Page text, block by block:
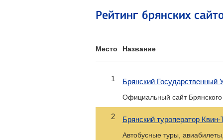
Рейтинг брянских
Место Название
1 Брянский Государственный
Официальный сайт Брянского
2 Брянский туроператор Квин-
Автобусные туры,